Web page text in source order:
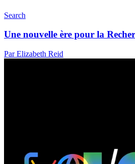
Search
Une nouvelle ère pour la
Par Elizabeth Reid